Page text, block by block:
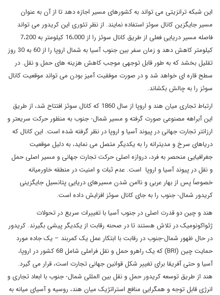
این شبکه ترانزیتی می تواند به کشورهای مسیر اجازه دهد تا از آن به عنوان
مسیر جایگزین کانال سوئز استفاده نمایند. از نظر تئوری این کریدور می تواند
فاصله مسیر دریایی فعلی از طریق کانال سوئز را از 16،000 کیلومتر به 7،200
کیلومتر کاهش دهد و زمان سفر بین جنوب آسیا به شمال اروپا را از 60 به 30 روز
تقلیل بخشد که به طور قابل توجهی موجب کاهش هزینه های حمل و نقل. در
سطح قاره ای خواهد شد و در صورت موفقیت آمیز بودن می تواند موقعیت کانال
سوئز را به چالش بکشاند.
ارتباط تجاری میان هند و اروپا از سال 1860 که کانال سوئز افتتاح شد، از طریق
این آبراهه مصنوعی صورت گرفته و مسیر شمال- جنوب به منظور حرکت سریعتر و
ارزانتر تجارت جهانی در پیوند آسیا و اروپا در نظر گرفته شده است. این کانال که
دریاهای سرخ و مدیترانه را به یکدیگر متصل می نماید، به دلیل موقعیت
جغرافیایی منحصر به فرد، دروازه اصلی حرکت تجارت جهانی و مسیر اصلی حمل
و نقل در پیوند آسیا و اروپا است. عدم ثبات و امنیت در منطقه خاورمیانه
خصوصاً پس از بهار عربی و ناامن شدن مسیرهای دریایی پتانسیل جایگزینی
کریدور شمال- جنوب را به جای کانال سوئز افزایش داده است.
هند و چین دو قدرت اصلی در جنوب آسیا با تغییرات سریع در تحولات
ژئواکونومیک در تلاش هستند تا در صحنه رقابت از یکدیگر پیشی بگیرند. کریدور
در حال ظهور شمال-جنوب در رقابت با ابتکار عمل یک کمربند – یک جاده مورد
حمایت چین (BRI) که یک راهرو حمل و نقل فراملی شامل 68 کشور در اروپا،
آسیا و حتی آفریقا برای تغییر شکل قوانین جهانی تجارت است، قرار می گیرد.
هند از طریق توسعه کریدور حمل و نقل بین المللی شمال- جنوب با ابعاد تجاری و
انرژی قابل توجه و همگرایی منافع استراتژیک میان هند، روسیه و آسیای میانه به